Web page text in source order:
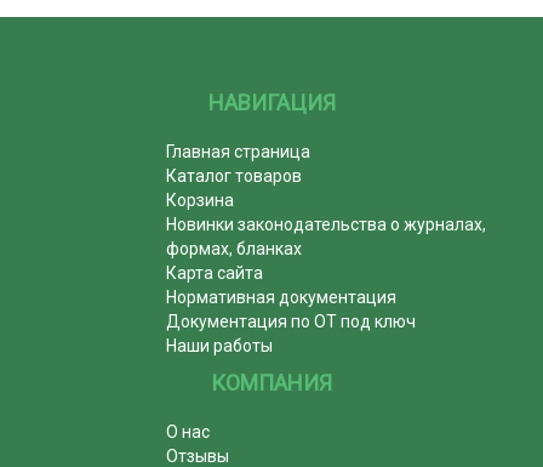
НАВИГАЦИЯ
Главная страница
Каталог товаров
Корзина
Новинки законодательства о журналах,
формах, бланках
Карта сайта
Нормативная документация
Документация по ОТ под ключ
Наши работы
КОМПАНИЯ
О нас
Отзывы